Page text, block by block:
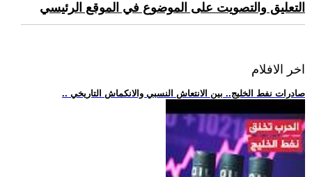
التعليق والتصويت على الموضوع في الموقع الرئيسي
اخر الافلام
.. صادرات نفط الخليج.. بين الانتعاش النسبي والانكماش التاريخي